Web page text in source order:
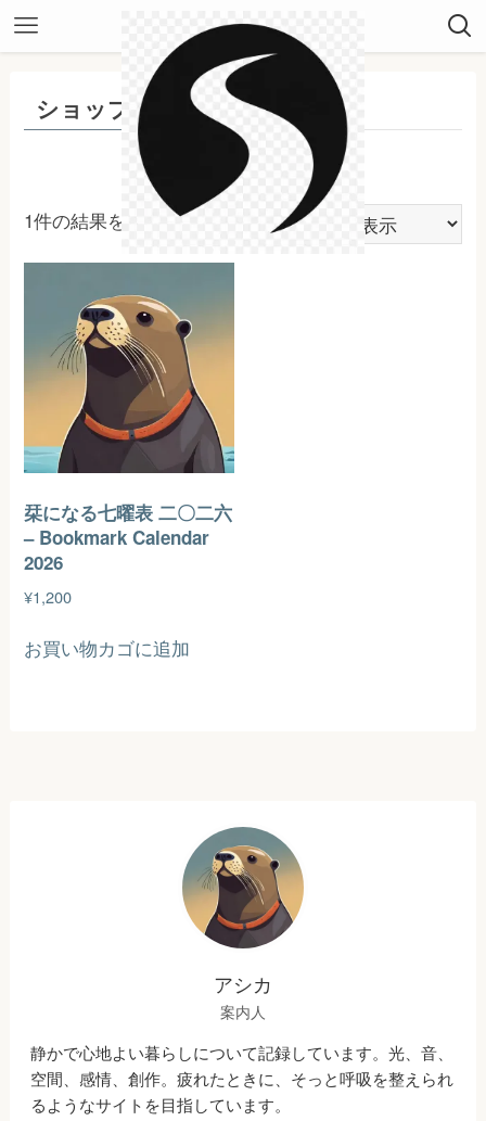
ショップ
1件の結果を表示中
栞になる七曜表 二〇二六
– Bookmark Calendar
2026
¥1,200
お買い物カゴに追加
アシカ
案内人
静かで心地よい暮らしについて記録しています。光、音、
空間、感情、創作。疲れたときに、そっと呼吸を整えられ
るようなサイトを目指しています。